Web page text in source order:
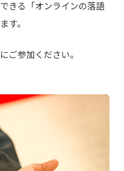
きる「オンラインの落語
す。
ご参加ください。